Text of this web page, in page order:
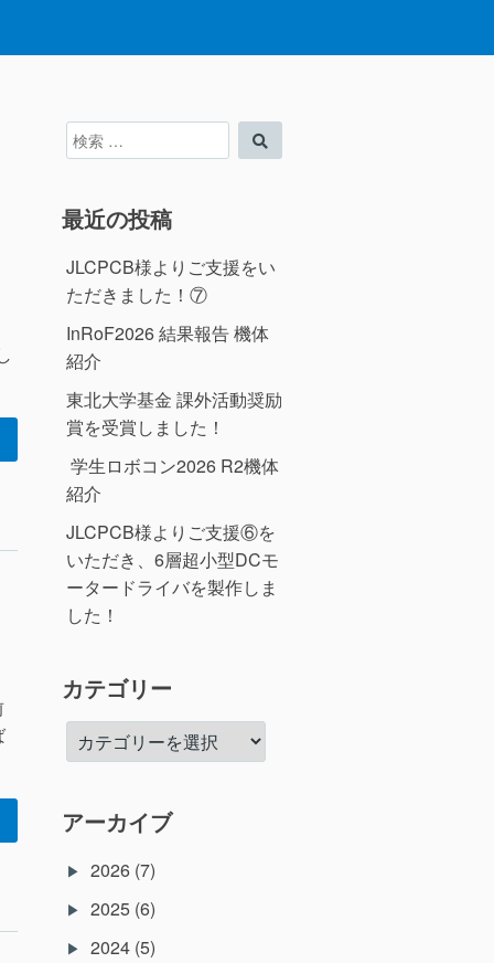
検
索
索
最近の投稿
JLCPCB様よりご支援をい
ただきました！⑦
InRoF2026 結果報告 機体
紹介
東北大学基金 課外活動奨励
賞を受賞しました！
学生ロボコン2026 R2機体
紹介
JLCPCB様よりご支援⑥を
いただき、6層超小型DCモ
ータードライバを製作しま
した！
カテゴリー
テ
ー
アーカイブ
2026 (7)
2025 (6)
2024 (5)